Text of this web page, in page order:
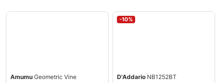
Amumu Geometric Vine
-10%
D'Addario NB1252BT